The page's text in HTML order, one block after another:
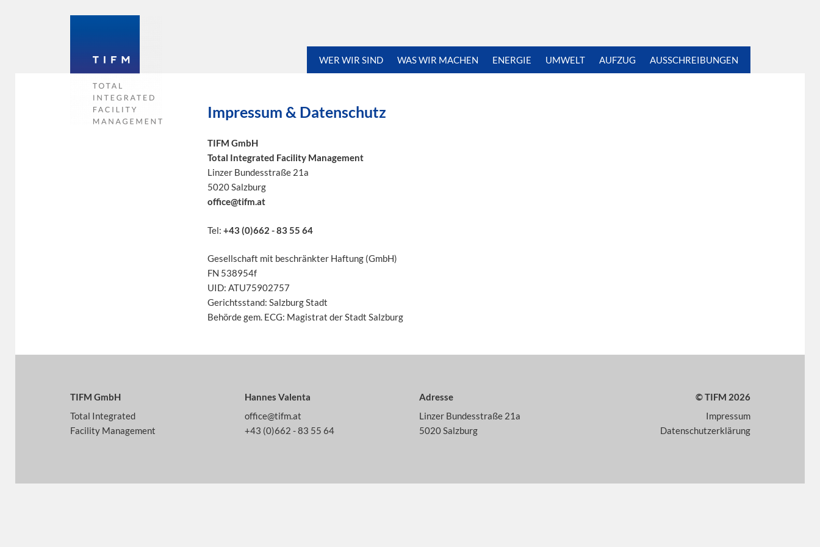
WER WIR SIND WAS WIR MACHEN ENERGIE UMWELT AUFZUG AUSSCHREIBUNGEN
Impressum & Datenschutz
TIFM GmbH
Total Integrated Facility Management
Linzer Bundesstraße 21a
5020 Salzburg
office@tifm.at
Tel: +43 (0)662 - 83 55 64
Gesellschaft mit beschränkter Haftung (GmbH)
FN 538954f
UID: ATU75902757
Gerichtsstand: Salzburg Stadt
Behörde gem. ECG: Magistrat der Stadt Salzburg
TIFM GmbH
Total Integrated
Facility Management
Hannes Valenta
office@tifm.at
+43 (0)662 - 83 55 64
Adresse
Linzer Bundesstraße 21a
5020 Salzburg
© TIFM 2026
Impressum
Datenschutzerklärung